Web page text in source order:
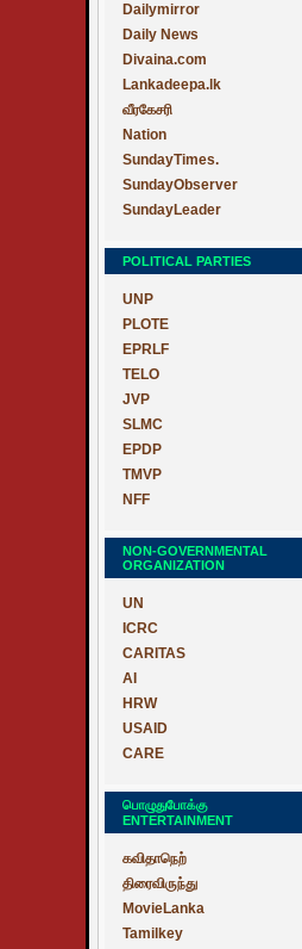
Dailymirror
Daily News
Divaina.com
Lankadeepa.lk
வீரகேசரி
Nation
SundayTimes.
SundayObserver
SundayLeader
POLITICAL PARTIES
UNP
PLOTE
EPRLF
TELO
JVP
SLMC
EPDP
TMVP
NFF
NON-GOVERNMENTAL
ORGANIZATION
UN
ICRC
CARITAS
AI
HRW
USAID
CARE
பொழுதுபோக்கு
ENTERTAINMENT
கவிதாநெற்
திரைவிருந்து
MovieLanka
Tamilkey